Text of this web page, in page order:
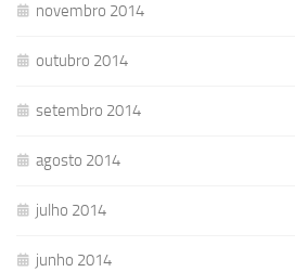
novembro 2014
outubro 2014
setembro 2014
agosto 2014
julho 2014
junho 2014